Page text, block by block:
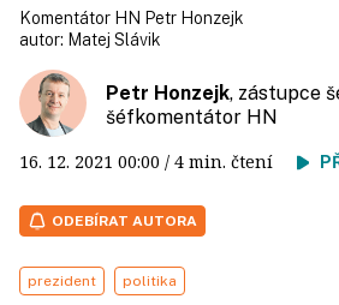
Komentátor HN Petr Honzejk
autor: Matej Slávik
Petr Honzejk, zástupce
šéfkomentátor HN
16. 12. 2021 00:00 / 4 min. čtení
ODEBÍRAT AUTORA
prezident politika